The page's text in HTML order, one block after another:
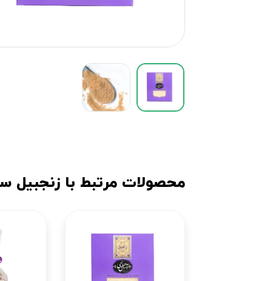
محصولات مرتبط با زنجبیل ساییده